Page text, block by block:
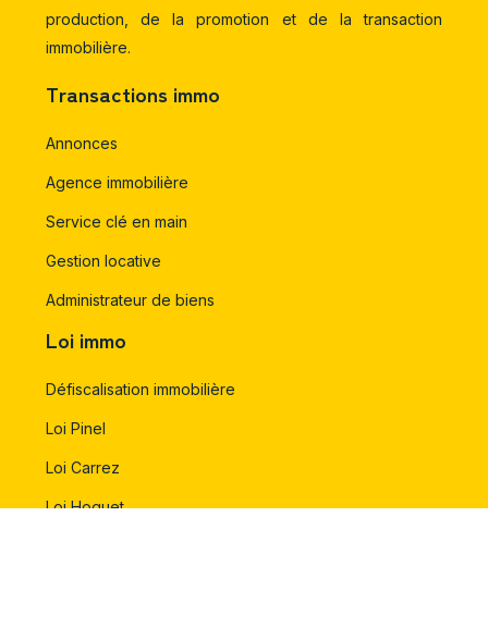
production, de la promotion et de la transaction
immobilière.
Transactions immo
Annonces
Agence immobilière
Service clé en main
Gestion locative
Administrateur de biens
Loi immo
Défiscalisation immobilière
Loi Pinel
Loi Carrez
Loi Hoguet